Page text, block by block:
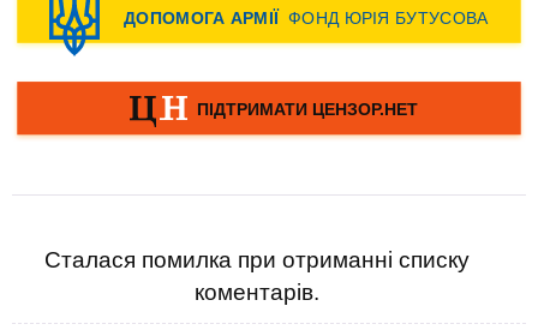
Сталася помилка при отриманні списку
коментарів.